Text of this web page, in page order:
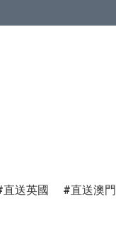
直送英國 直送澳門